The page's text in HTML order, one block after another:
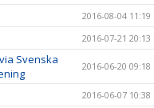
2016-08-04 11:19
2016-07-21 20:13
Svenska
2016-06-20 09:18
2016-06-07 10:38